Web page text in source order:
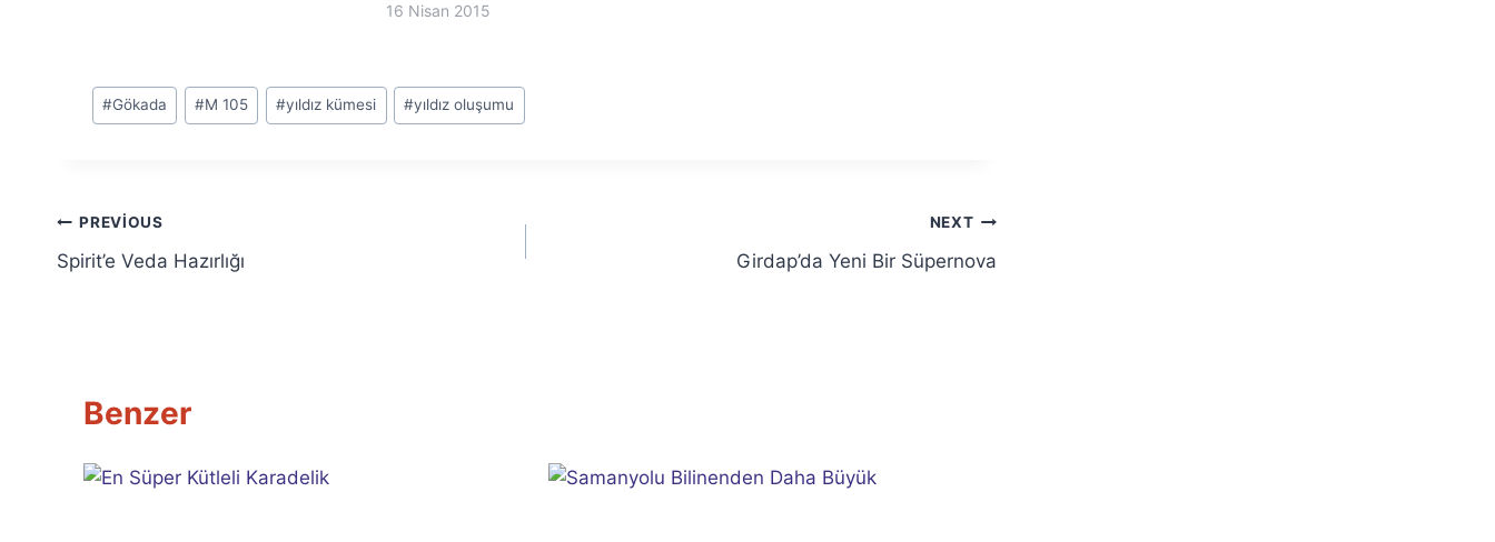
16 Nisan 2015
Post
Tags:
#Gökada #M 105 #yıldız kümesi #yıldız oluşumu
Yazı
gezinmesi
PREVIOUS
Spirit’e Veda Hazırlığı
NEXT
Girdap’da Yeni Bir Süpernova
Benzer